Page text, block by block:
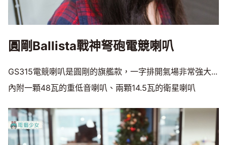
圓剛Ballista戰神弩砲電競喇叭
GS315電競喇叭是圓剛的旗艦款，一字排開氣場非常強大...
內附一顆48瓦的重低音喇叭、兩顆14.5瓦的衛星喇叭